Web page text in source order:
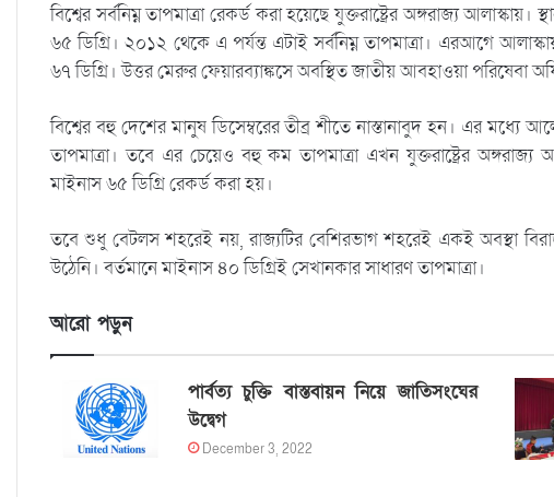
বিশ্বের সর্বনিম্ন তাপমাত্রা রেকর্ড করা হয়েছে যুক্তরাষ্ট্রের অঙ্গরাজ্য
৬৫ ডিগ্রি। ২০১২ থেকে এ পর্যন্ত এটাই সর্বনিম্ন তাপমাত্রা। এরআগে
৬৭ ডিগ্রি। উত্তর মেরুর ফেয়ারব্যাঙ্কসে অবস্থিত জাতীয় আবহাওয়া পরিষেবা
বিশ্বের বহু দেশের মানুষ ডিসেম্বরের তীব্র শীতে নাস্তানাবুদ হন। এর
তাপমাত্রা। তবে এর চেয়েও বহু কম তাপমাত্রা এখন যুক্তরাষ্ট্রের
মাইনাস ৬৫ ডিগ্রি রেকর্ড করা হয়।
তবে শুধু বেটলস শহরেই নয়, রাজ্যটির বেশিরভাগ শহরেই একই অবস্থা
উঠেনি। বর্তমানে মাইনাস ৪০ ডিগ্রিই সেখানকার সাধারণ তাপমাত্রা।
আরো পড়ুন
পার্বত্য চুক্তি বাস্তবায়ন নিয়ে জাতিসংঘের
উদ্বেগ
December 3, 2022